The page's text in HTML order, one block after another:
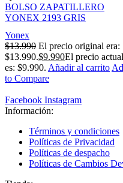
BOLSO ZAPATILLERO
YONEX 2193 GRIS
Yonex
$13.990 El precio original era:
$13.990.$9.990El precio actual
es: $9.990. Añadir al carrito
to Compare
Facebook Instagram
Información:
Términos y condiciones
Políticas de Privacidad
Políticas de despacho
Políticas de Cambios